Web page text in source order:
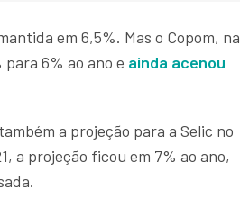
em 6,5%. Mas o Copom, na
6% ao ano e ainda acenou
a projeção para a Selic no
a projeção ficou em 7% ao ano,